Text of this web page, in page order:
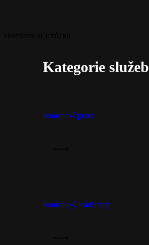
Kategorie služeb
Somatická prace
Somatický leadership